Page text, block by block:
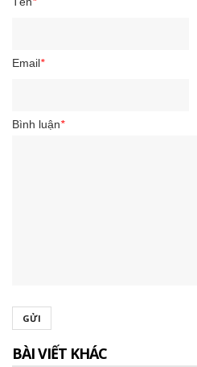
Email*
Bình luận*
GỬI
BÀI VIẾT KHÁC